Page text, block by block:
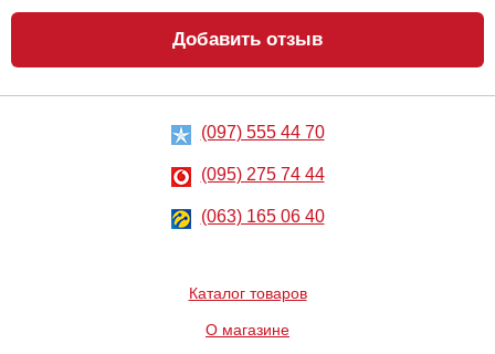
Анальный
лубрикант на
водной основе
Just Glide Anal,
грн
Металлическая
пробка Slash, S
668
Добавить отзыв
(097) 555 44 70
(095) 275 74 44
(063) 165 06 40
Каталог товаров
О магазине